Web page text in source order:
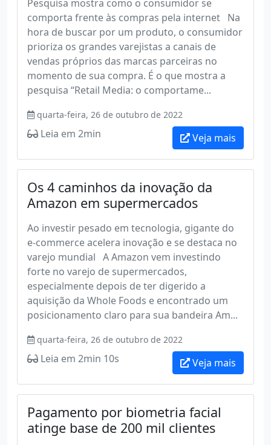
Pesquisa mostra como o consumidor se
comporta frente às compras pela internet Na
hora de buscar por um produto, o consumidor
prioriza os grandes varejistas a canais de
vendas próprios das marcas parceiras no
momento de sua compra. É o que mostra a
pesquisa “Retail Media: o comportame...
quarta-feira, 26 de outubro de 2022
Leia em 2min Veja mais
Os 4 caminhos da inovação da
Amazon em supermercados
Ao investir pesado em tecnologia, gigante do
e-commerce acelera inovação e se destaca no
varejo mundial A Amazon vem investindo
forte no varejo de supermercados,
especialmente depois de ter digerido a
aquisição da Whole Foods e encontrado um
posicionamento claro para sua bandeira Am...
quarta-feira, 26 de outubro de 2022
Leia em 2min 10s Veja mais
Pagamento por biometria facial
atinge base de 200 mil clientes